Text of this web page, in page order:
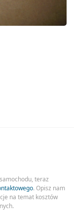
teraz
. Opisz nam
na temat kosztów